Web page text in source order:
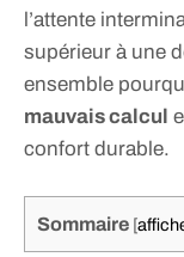
l’attente
supérieur à une
ensemble
mauvais calcul
confort durable.
Sommaire [